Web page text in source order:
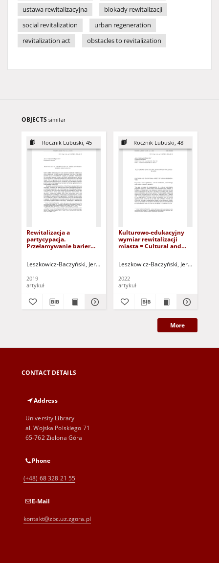
ustawa rewitalizacyjna
blokady rewitalizacji
social revitalization
urban regeneration
revitalization act
obstacles to revitalization
OBJECTS similar
Rocznik Lubuski, 45
Rewitalizacja a
partycypacja.
Przełamywanie barier
participation. Breaking
Leszkowicz-Baczyński, Jerzy Michalski, Zbigniew Leszkowicz-
2019
artykuł
Rocznik Lubuski, 48
Kulturowo-edukacyjny
wymiar rewitalizacji
miasta = Cultural and
Leszkowicz-Baczyński, Jerzy
2022
artykuł
More
CONTACT DETAILS
Address
University Library
al. Wojska Polskiego 71
65-762 Zielona Góra
Phone
(+48) 68 328 21 55
E-Mail
kontakt@zbc.uz.zgora.pl